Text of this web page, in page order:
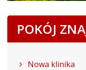
POKÓJ
Nowa klinika